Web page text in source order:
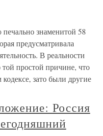
знаменитой 58
предусматривала
В реальности
простой причине, что
зато были другие
Россия